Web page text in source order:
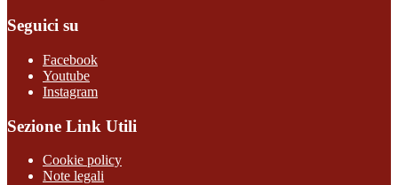
Seguici su
Facebook
Youtube
Instagram
Sezione Link Utili
Cookie policy
Note legali